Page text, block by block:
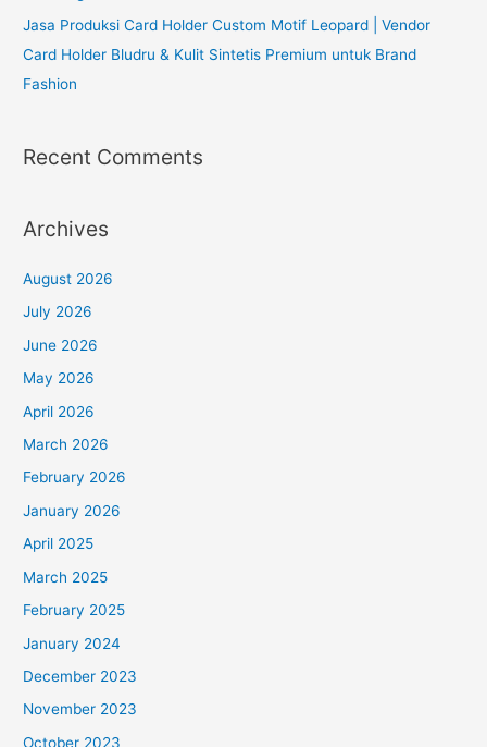
Jasa Produksi Card Holder Custom Motif Leopard | Vendor
Card Holder Bludru & Kulit Sintetis Premium untuk Brand
Fashion
Recent Comments
Archives
August 2026
July 2026
June 2026
May 2026
April 2026
March 2026
February 2026
January 2026
April 2025
March 2025
February 2025
January 2024
December 2023
November 2023
October 2023